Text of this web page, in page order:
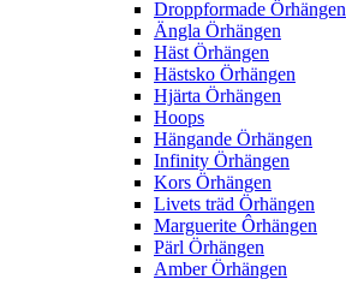
Droppformade Örhängen
Ängla Örhängen
Häst Örhängen
Hästsko Örhängen
Hjärta Örhängen
Hoops
Hängande Örhängen
Infinity Örhängen
Kors Örhängen
Livets träd Örhängen
Marguerite Ôrhängen
Pärl Örhängen
Amber Örhängen